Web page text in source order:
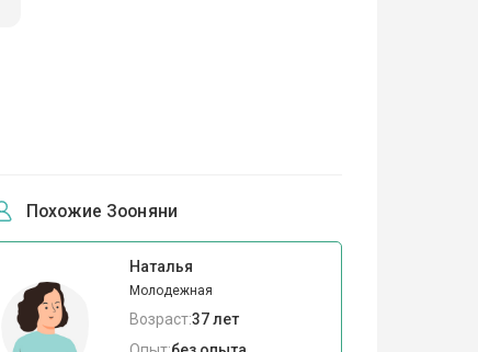
Похожие Зооняни
Наталья
Молодежная
Возраст:37 лет